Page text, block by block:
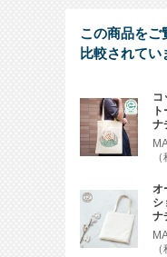
この商品をご
比較されてい
コ
ナ
オ
シ
ナ